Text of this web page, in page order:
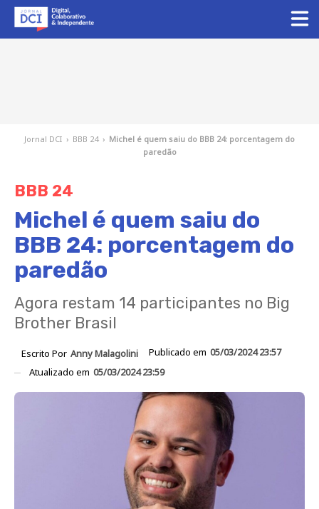
Jornal DCI › BBB 24 › Michel é quem saiu do BBB 24: porcentagem do
paredão
BBB 24
Michel é quem saiu do
BBB 24: porcentagem do
paredão
Agora restam 14 participantes no Big
Brother Brasil
Escrito Por Anny Malagolini Publicado em 05/03/2024 23:57
Atualizado em 05/03/2024 23:59